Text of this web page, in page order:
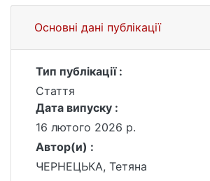
Основні дані публікації
Тип публікації :
Стаття
Дата випуску :
16 лютого 2026 р.
Автор(и) :
ЧЕРНЕЦЬКА, Тетяна